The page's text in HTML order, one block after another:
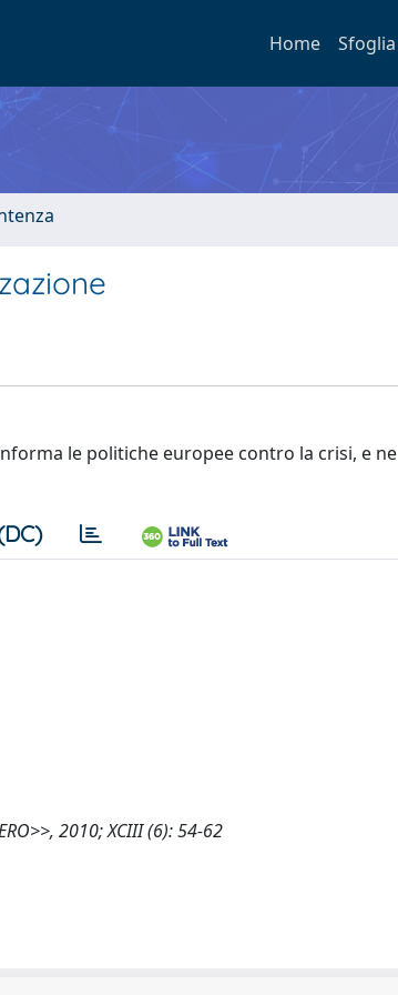
Home Sfoglia
le politiche europee contro la crisi, e ne
2010; XCIII (6): 54-62